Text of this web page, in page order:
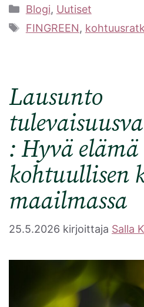
Kategoriat
Blogi, Uutiset
Avainsanat
FINGREEN,
Lausunto
: Hyvä elämä
kohtuullisen
maailmassa
25.5.2026 kirjoittaja Salla